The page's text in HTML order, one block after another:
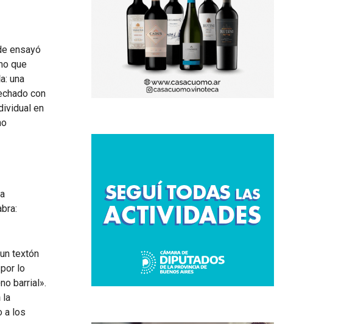
ensayó
que
una
con
en
textón
lo
barrial».
la
a los